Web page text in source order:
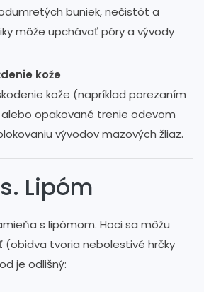
buniek, nečistôt a
môže upchávať póry a vývody
kože
kože (napríklad porezaním
opakované trenie odevom
vývodov mazových žliaz.
Lipóm
s lipómom. Hoci sa môžu
tvoria nebolestivé hrčky
je odlišný: